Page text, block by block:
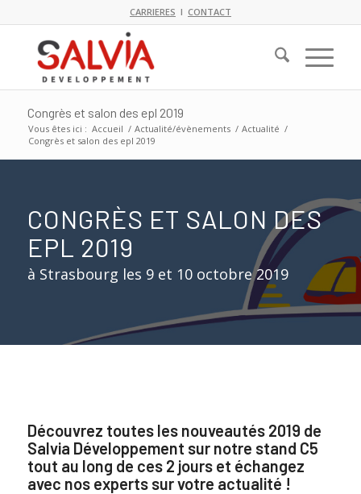
CARRIERES I CONTACT
Congrès et salon des epl 2019
Vous êtes ici : Accueil / Actualité/évènements / Actualité /
Congrès et salon des epl 2019
CONGRÈS ET SALON DES
EPL 2019
à Strasbourg les 9 et 10 octobre 2019
Découvrez toutes les nouveautés 2019 de
Salvia Développement sur notre stand C5
tout au long de ces 2 jours et échangez
avec nos experts sur votre actualité !